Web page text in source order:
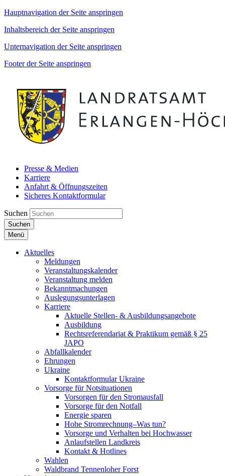
Hauptnavigation der Seite anspringen
Inhaltsbereich der Seite anspringen
Unternavigation der Seite anspringen
Footer der Seite anspringen
Presse & Medien
Karriere
Anfahrt & Öffnungszeiten
Sicheres Kontaktformular
Suchen
Suchen
Menü
Aktuelles
Meldungen
Veranstaltungskalender
Veranstaltung melden
Bekanntmachungen
Auslegungsunterlagen
Karriere
Aktuelle Stellen- & Ausbildungsangebote
Ausbildung
Rechtsreferendariat & Praktikum gemäß § 25
JAPO
Abfallkalender
Ehrungen
Ukraine
Kontaktformular Ukraine
Vorsorge für Notsituationen
Vorsorgen für den Stromausfall
Vorsorge für den Notfall
Energie sparen
Hohe Stromrechnung–Was tun?
Vorsorge und Verhalten bei Hochwasser
Anlaufstellen Landkreis
Kontakt & Hotlines
Wahlen
Waldbrand Tennenloher Forst